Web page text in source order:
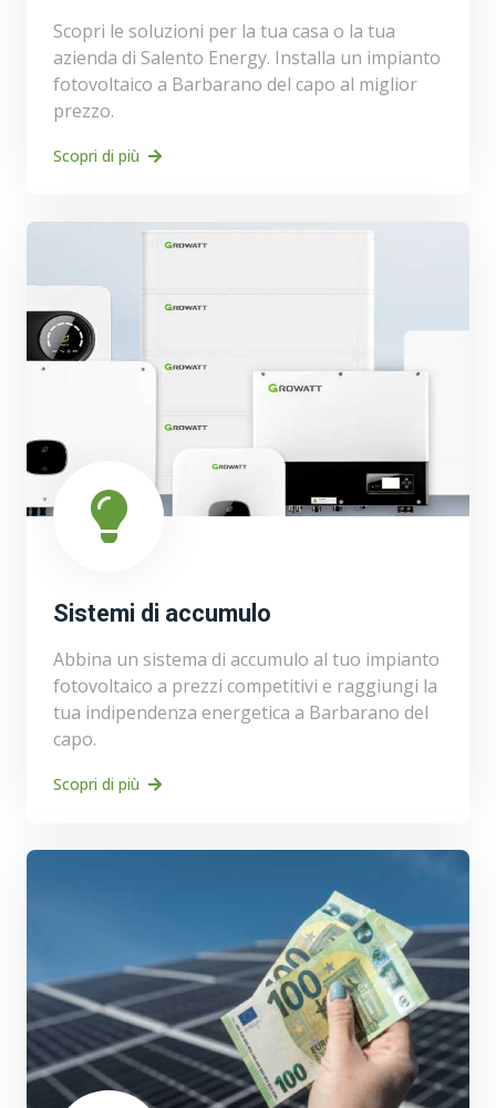
Scopri le soluzioni per la tua casa o la tua
azienda di Salento Energy. Installa un impianto
fotovoltaico a Barbarano del capo al miglior
prezzo.
Scopri di più
Sistemi di accumulo
Abbina un sistema di accumulo al tuo impianto
fotovoltaico a prezzi competitivi e raggiungi la
tua indipendenza energetica a Barbarano del
capo.
Scopri di più